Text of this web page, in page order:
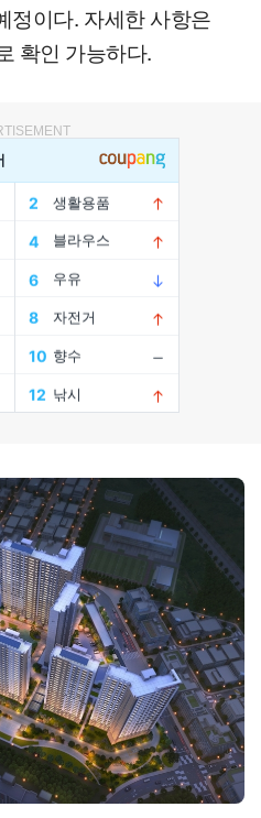
정이다. 자세한 사항은
확인 가능하다.